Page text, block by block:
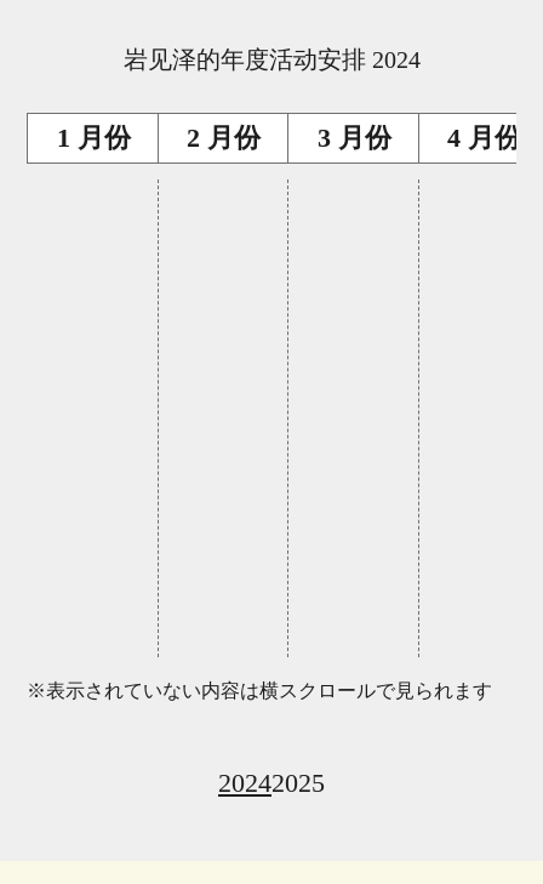
岩见泽的年度活动安排 2024
1 月份 2 月份 3 月份 4 月份
※表示されていない内容は横スクロールで見られます
20242025